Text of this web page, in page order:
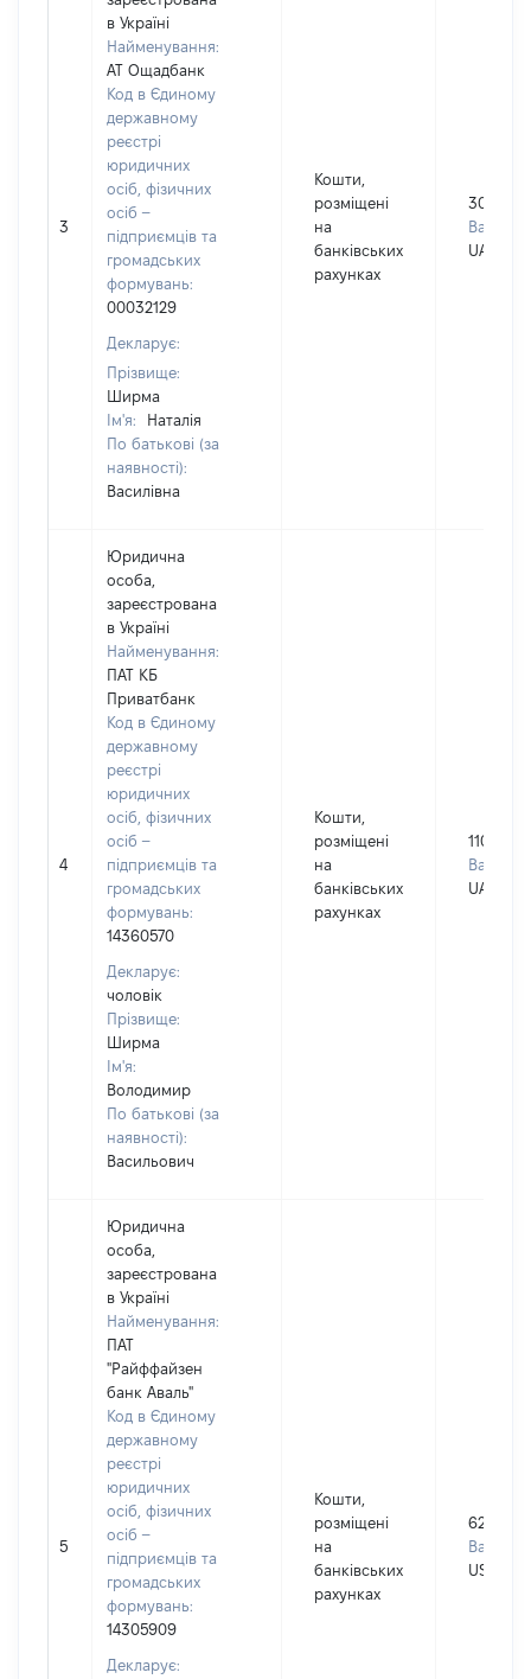
3
в Україні
Найменування:
АТ Ощадбанк
Код в Єдиному
державному
реєстрі
юридичних
осіб, фізичних
осіб –
підприємців та
громадських
формувань:
00032129
Декларує:
Прізвище:
Ширма
Ім'я:
Наталія
По батькові (за
наявності):
Василівна
Кошти,
розміщені
на
банківських
рахунках
30000
Валюта:
UAH
4
Юридична
особа,
зареєстрована
в Україні
Найменування:
ПАТ КБ
Приватбанк
Код в Єдиному
державному
реєстрі
юридичних
осіб, фізичних
осіб –
підприємців та
громадських
формувань:
14360570
Декларує:
чоловік
Прізвище:
Ширма
Ім'я:
Володимир
По батькові (за
наявності):
Васильович
Кошти,
розміщені
на
банківських
рахунках
110698
Валюта:
UAH
5
Юридична
особа,
зареєстрована
в Україні
Найменування:
ПАТ
"Райффайзен
банк Аваль"
Код в Єдиному
державному
реєстрі
юридичних
осіб, фізичних
осіб –
підприємців та
громадських
формувань:
14305909
Декларує:
Кошти,
розміщені
на
банківських
рахунках
6235
Валюта:
USD